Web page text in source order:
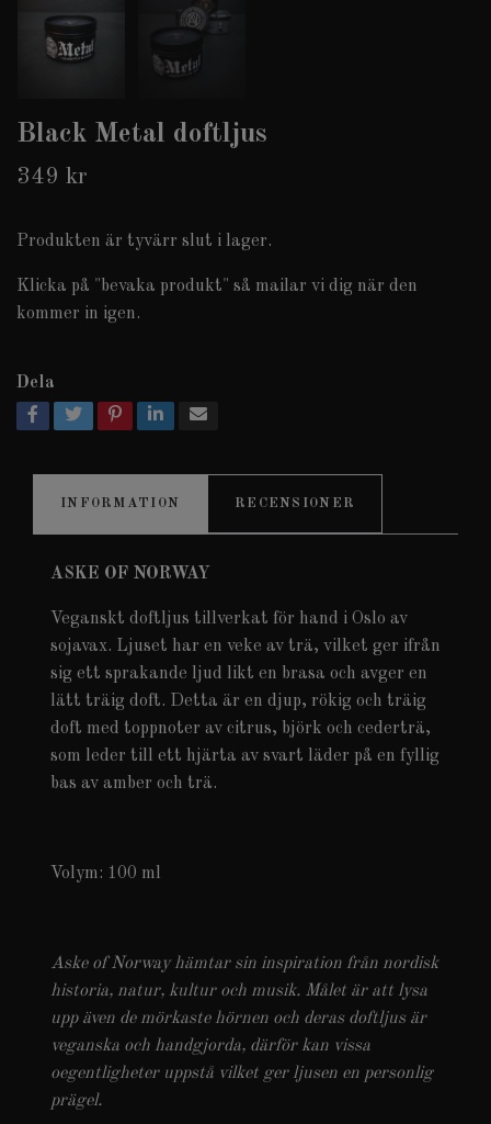
Black Metal doftljus
349 kr
Produkten är tyvärr slut i lager.
Klicka på "bevaka produkt" så mailar vi dig när den
kommer in igen.
Dela
INFORMATION RECENSIONER
ASKE OF NORWAY
Veganskt doftljus tillverkat för hand i Oslo av
sojavax. Ljuset har en veke av trä, vilket ger ifrån
sig ett sprakande ljud likt en brasa och avger en
lätt träig doft. Detta är en djup, rökig och träig
doft med toppnoter av citrus, björk och cederträ,
som leder till ett hjärta av svart läder på en fyllig
bas av amber och trä.
Volym: 100 ml
Aske of Norway hämtar sin inspiration från nordisk
historia, natur, kultur och musik. Målet är att lysa
upp även de mörkaste hörnen och deras doftljus är
veganska och handgjorda, därför kan vissa
oegentligheter uppstå vilket ger ljusen en personlig
prägel.